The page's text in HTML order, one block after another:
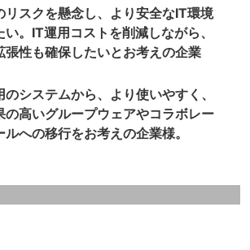
リスクを懸念し、より安全なIT環境
い。IT運用コストを削減しながら、
張性も確保したいとお考えの企業
システムから、より使いやすく、
の高いグループウェアやコラボレー
ルへの移行をお考えの企業様。